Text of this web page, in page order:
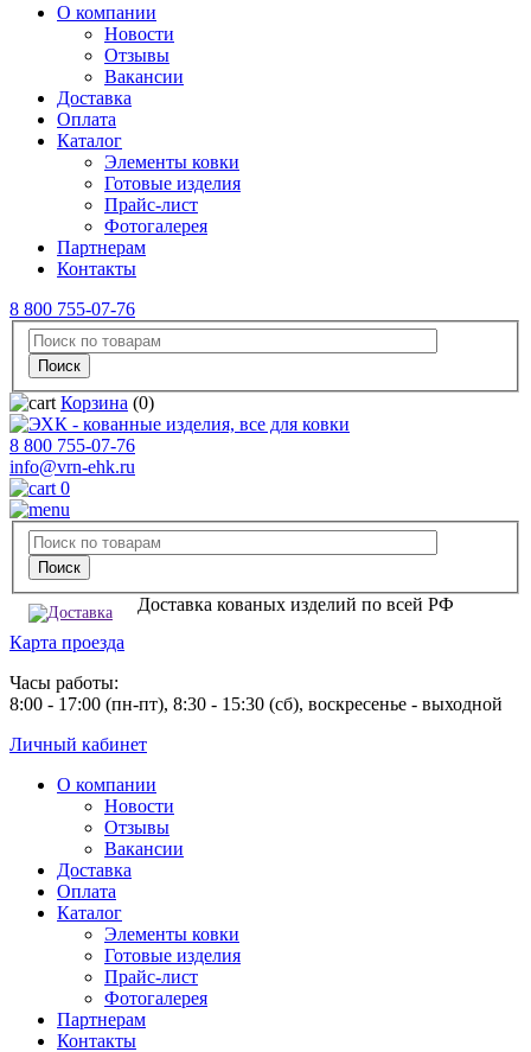
О компании
Новости
Отзывы
Вакансии
Доставка
Оплата
Каталог
Элементы ковки
Готовые изделия
Прайс-лист
Фотогалерея
Партнерам
Контакты
8 800 755-07-76
Корзина (0)
8 800 755-07-76
info@vrn-ehk.ru
0
Доставка кованых изделий по всей РФ
Карта проезда
Часы работы:
8:00 - 17:00 (пн-пт), 8:30 - 15:30 (сб), воскресенье - выходной
Личный кабинет
О компании
Новости
Отзывы
Вакансии
Доставка
Оплата
Каталог
Элементы ковки
Готовые изделия
Прайс-лист
Фотогалерея
Партнерам
Контакты